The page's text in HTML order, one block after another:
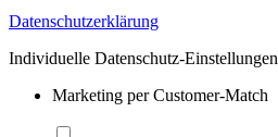
Datenschutzerklärung
Individuelle Datenschutz-Einstellungen
Marketing per Customer-Match